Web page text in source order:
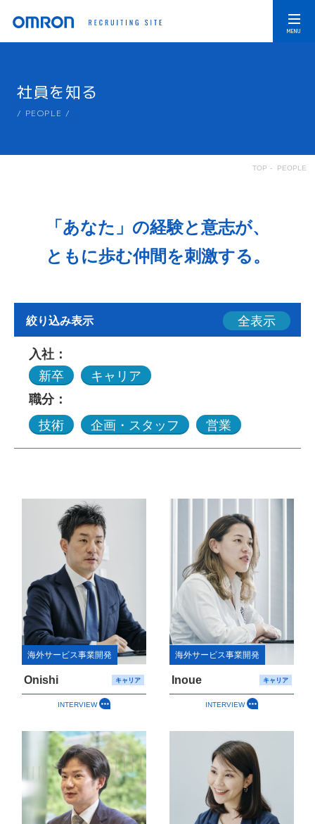
社員を知る
/ PEOPLE /
TOP - PEOPLE
「あなた」の経験と意志が、
ともに歩む仲間を刺激する。
絞り込み表示
入社：
新卒
キャリア
職分：
技術
企画・スタッフ 営業
全表示
海外サービス事業開発
Onishi キャリア
INTERVIEW
海外サービス事業開発
Inoue キャリア
INTERVIEW